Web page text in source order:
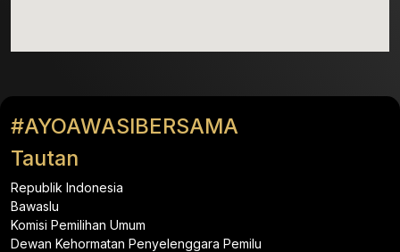
#AYOAWASIBERSAMA
Tautan
Republik Indonesia
Bawaslu
Komisi Pemilihan Umum
Dewan Kehormatan Penyelenggara Pemilu